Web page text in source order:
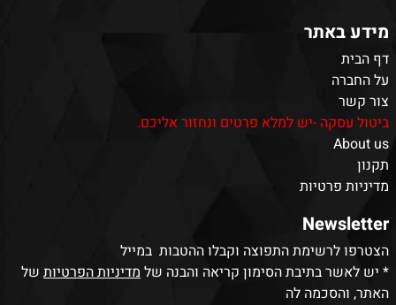
מידע באתר
דף הבית
על החברה
צור קשר
ביטול עסקה -יש למלא פרטים ונחזור אליכם.
About us
תקנון
מדיניות פרטיות
Newsletter
הצטרפו לרשימת התפוצה וקבלו ההטבות במייל
* יש לאשר בתיבת הסימון קריאה והבנה של מדיניות הפרטיות של
האתר, והסכמה לה